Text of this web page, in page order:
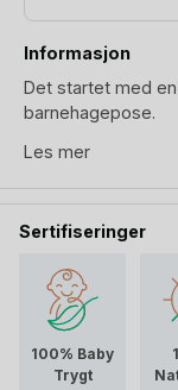
Informasjon
Det startet med
barnehagepose.
En pose til
produsert av
var den helt nedslitt.
Vi tenkte:
Hva vi tenkte er
Les mer
Sertifiseringer
100% Baby
Trygt